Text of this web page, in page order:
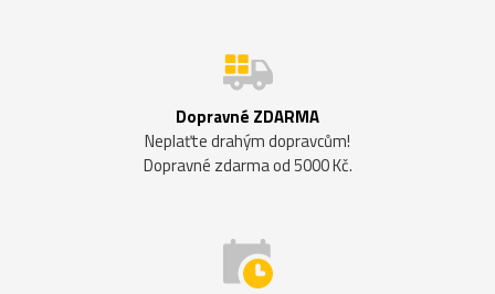
Dopravné ZDARMA
Neplaťte drahým dopravcům!
Dopravné zdarma od 5000 Kč.